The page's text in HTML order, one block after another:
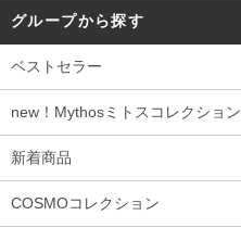
グループから探す
ベストセラー
new！Mythosミトスコレクション
新着商品
COSMOコレクション